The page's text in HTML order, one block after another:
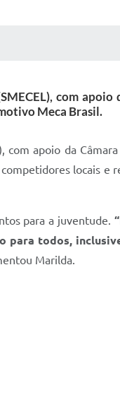
com apoio
Meca Brasil.
apoio da
locais e
para a juventude.
todos,
Marilda.